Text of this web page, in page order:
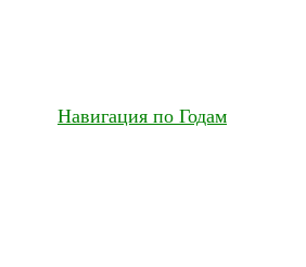
Навигация по Годам